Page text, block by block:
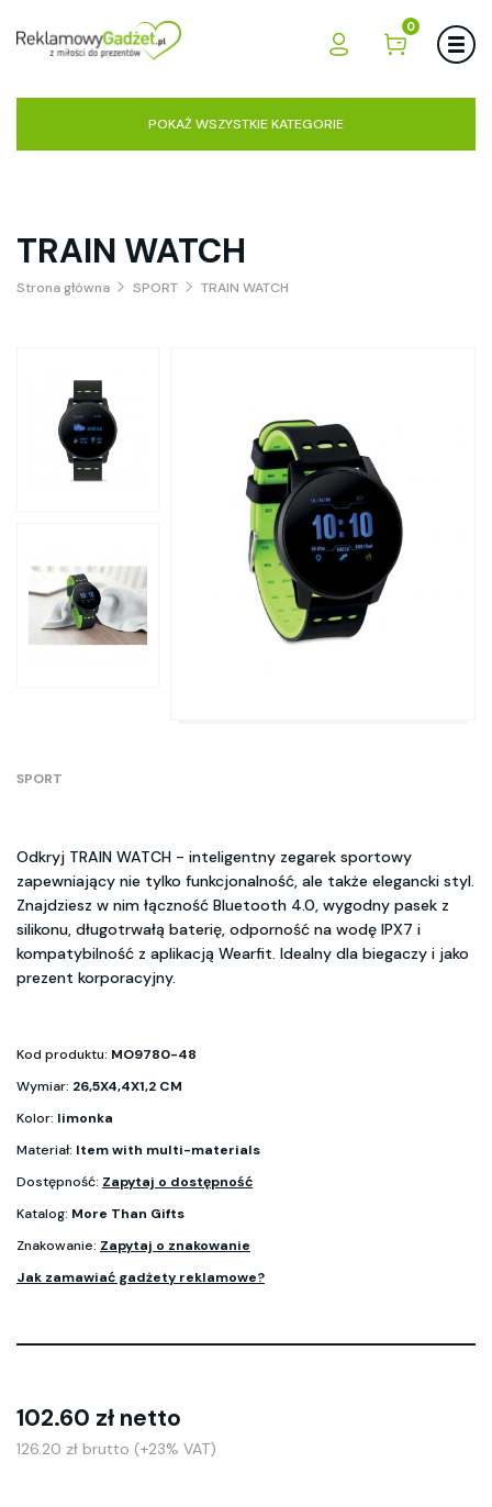
0
POKAŻ WSZYSTKIE KATEGORIE
TRAIN WATCH
Strona główna SPORT TRAIN WATCH
SPORT
Odkryj TRAIN WATCH - inteligentny zegarek sportowy
zapewniający nie tylko funkcjonalność, ale także elegancki styl.
Znajdziesz w nim łączność Bluetooth 4.0, wygodny pasek z
silikonu, długotrwałą baterię, odporność na wodę IPX7 i
kompatybilność z aplikacją Wearfit. Idealny dla biegaczy i jako
prezent korporacyjny.
Kod produktu: MO9780-48
Wymiar: 26,5X4,4X1,2 CM
Kolor: limonka
Materiał: Item with multi-materials
Dostępność: Zapytaj o dostępność
Katalog: More Than Gifts
Znakowanie: Zapytaj o znakowanie
Jak zamawiać gadżety reklamowe?
102.60 zł netto
126.20 zł brutto (+23% VAT)